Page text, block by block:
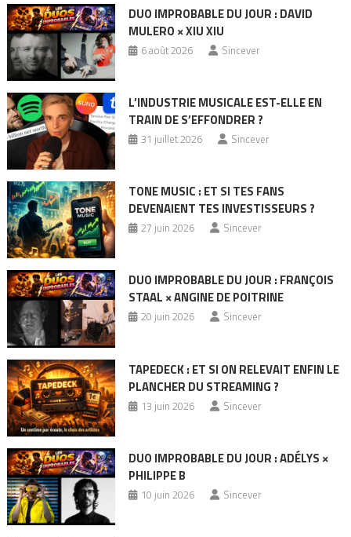
DUO IMPROBABLE DU JOUR : DAVID
MULERO × XIU XIU
6 août 2026 Sincever
L’INDUSTRIE MUSICALE EST-ELLE EN
TRAIN DE S’EFFONDRER ?
31 juillet 2026 Sincever
TONE MUSIC : ET SI TES FANS
DEVENAIENT TES INVESTISSEURS ?
27 juin 2026 Sincever
DUO IMPROBABLE DU JOUR : FRANÇOIS
STAAL × ANGINE DE POITRINE
20 juin 2026 Sincever
TAPEDECK : ET SI ON RELEVAIT ENFIN LE
PLANCHER DU STREAMING ?
13 juin 2026 Sincever
DUO IMPROBABLE DU JOUR : ADÉLYS ×
PHILIPPE B
10 juin 2026 Sincever